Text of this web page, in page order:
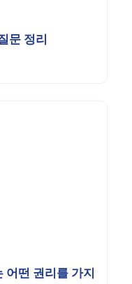
문 정리
어떤 권리를 가지